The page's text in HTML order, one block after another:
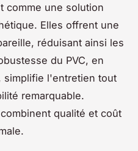
comme une solution
Elles offrent une
réduisant ainsi les
du PVC, en
simplifie l'entretien tout
remarquable.
qualité et coût